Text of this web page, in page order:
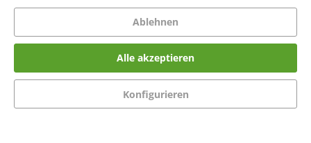
Anspruchsberechtigung des jeweiligen Gutscheininhabers zu
12) Einlösung von Geschenkgutscheinen
käuflich erworben werden können (nachfolgend
Ablehnen
Alle akzeptieren
Konfigurieren